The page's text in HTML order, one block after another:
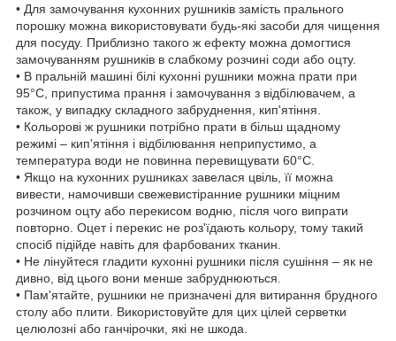
• Для замочування кухонних рушників замість прального
порошку можна використовувати будь-які засоби для чищення
для посуду. Приблизно такого ж ефекту можна домогтися
замочуванням рушників в слабкому розчині соди або оцту.
• В пральній машині білі кухонні рушники можна прати при
95°С, припустима прання і замочування з відбілювачем, а
також, у випадку складного забруднення, кип'ятіння.
• Кольорові ж рушники потрібно прати в більш щадному
режимі – кип'ятіння і відбілювання неприпустимо, а
температура води не повинна перевищувати 60°С.
• Якщо на кухонних рушниках завелася цвіль, її можна
вивести, намочивши свежевистіранние рушники міцним
розчином оцту або перекисом водню, після чого випрати
повторно. Оцет і перекис не роз'їдають кольору, тому такий
спосіб підійде навіть для фарбованих тканин.
• Не лінуйтеся гладити кухонні рушники після сушіння – як не
дивно, від цього вони менше забруднюються.
• Пам'ятайте, рушники не призначені для витирання брудного
столу або плити. Використовуйте для цих цілей серветки
целюлозні або ганчірочки, які не шкода.